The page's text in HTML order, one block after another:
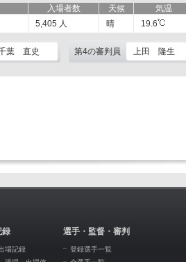
入場者数 天候 気温
5,405 人 晴 19.6
葉 直史 第4の審判員 上田 隆生
録
場記録
選手・監督・審判
登録選手一覧